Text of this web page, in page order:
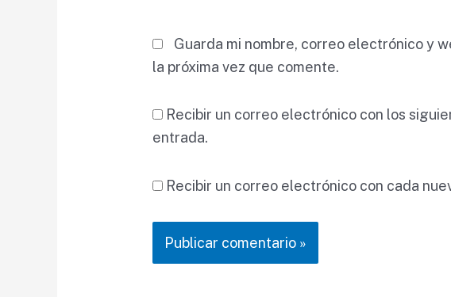
Guarda mi nombre, correo electrónico y
la próxima vez que comente.
Recibir un correo electrónico con los
entrada.
Recibir un correo electrónico con cada